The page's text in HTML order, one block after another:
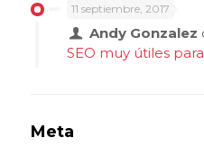
11 septiembre, 2017
Andy Gonzalez
SEO muy útiles
Meta